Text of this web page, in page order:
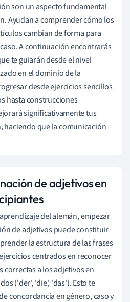
son un aspecto fundamental
Ayudan a comprender cómo los
cambian de forma para
A continuación encontrarás
te guiarán desde el nivel
en el dominio de la
desde ejercicios sencillos
hasta construcciones
significativamente tus
haciendo que la comunicación
de adjetivos en
del alemán, empezar
de adjetivos puede constituir
la estructura de las frases
centrados en reconocer
correctas a los adjetivos en
('der', 'die', 'das'). Esto te
concordancia en género, caso y